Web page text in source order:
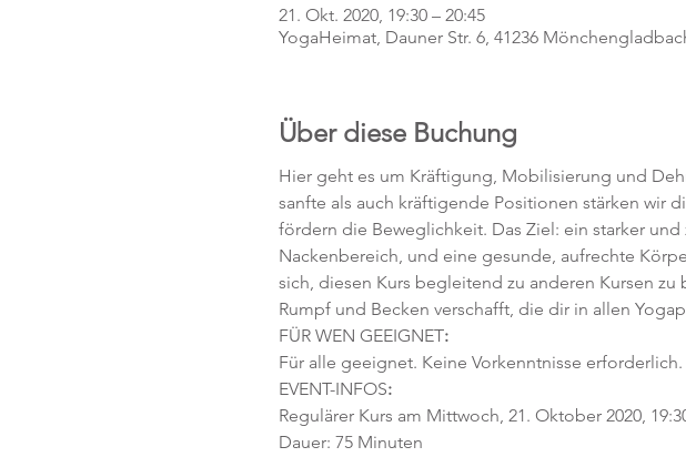
21. Okt. 2020, 19:30 – 20:45
YogaHeimat, Dauner Str. 6, 41236
Über diese Buchung
Hier geht es um Kräftigung, Mobilisierung und
sanfte als auch kräftigende Positionen stärken wir
fördern die Beweglichkeit. Das Ziel: ein starker
Nackenbereich, und eine gesunde, aufrechte
sich, diesen Kurs begleitend zu anderen Kursen
Rumpf und Becken verschafft, die dir in allen
FÜR WEN GEEIGNET:
Für alle geeignet. Keine Vorkenntnisse erforderlich.
EVENT-INFOS:
Regulärer Kurs am Mittwoch, 21. Oktober 2020,
Dauer: 75 Minuten